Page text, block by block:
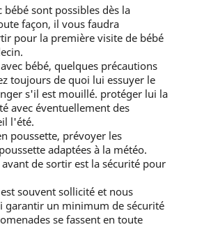
bébé sont possibles dès la
façon, il vous faudra
pour la première visite de bébé
bébé, quelques précautions
toujours de quoi lui essuyer le
s'il est mouillé. protéger lui la
avec éventuellement des
l'été.
poussette, prévoyer les
adaptées à la météo.
de sortir est la sécurité pour
souvent sollicité et nous
garantir un minimum de sécurité
se fassent en toute